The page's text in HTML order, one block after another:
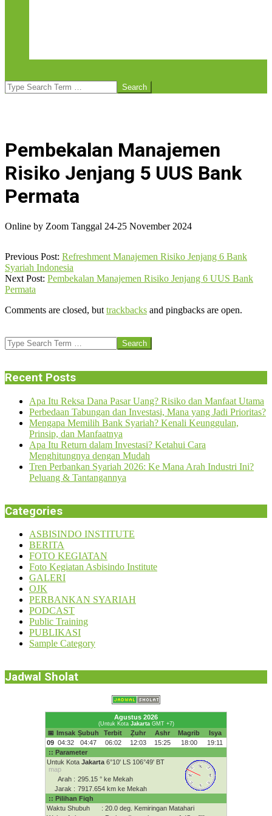
Search
Pembekalan Manajemen
Risiko Jenjang 5 UUS Bank
Permata
Online by Zoom Tanggal 24-25 November 2024
2024-
12-
01
Previous Post: Refreshment Manajemen Risiko Jenjang 6 Bank
Syariah Indonesia
Next Post: Pembekalan Manajemen Risiko Jenjang 6 UUS Bank
Permata
Comments are closed, but trackbacks and pingbacks are open.
Search
Recent Posts
Apa Itu Reksa Dana Pasar Uang? Risiko dan Manfaat Utama
Perbedaan Tabungan dan Investasi, Mana yang Jadi Prioritas?
Mengapa Memilih Bank Syariah? Kenali Keunggulan,
Prinsip, dan Manfaatnya
Apa Itu Return dalam Investasi? Ketahui Cara
Menghitungnya dengan Mudah
Tren Perbankan Syariah 2026: Ke Mana Arah Industri Ini?
Peluang & Tantangannya
Categories
ASBISINDO INSTITUTE
BERITA
FOTO KEGIATAN
Foto Kegiatan Asbisindo Institute
GALERI
OJK
PERBANKAN SYARIAH
PODCAST
Public Training
PUBLIKASI
Sample Category
Jadwal Sholat